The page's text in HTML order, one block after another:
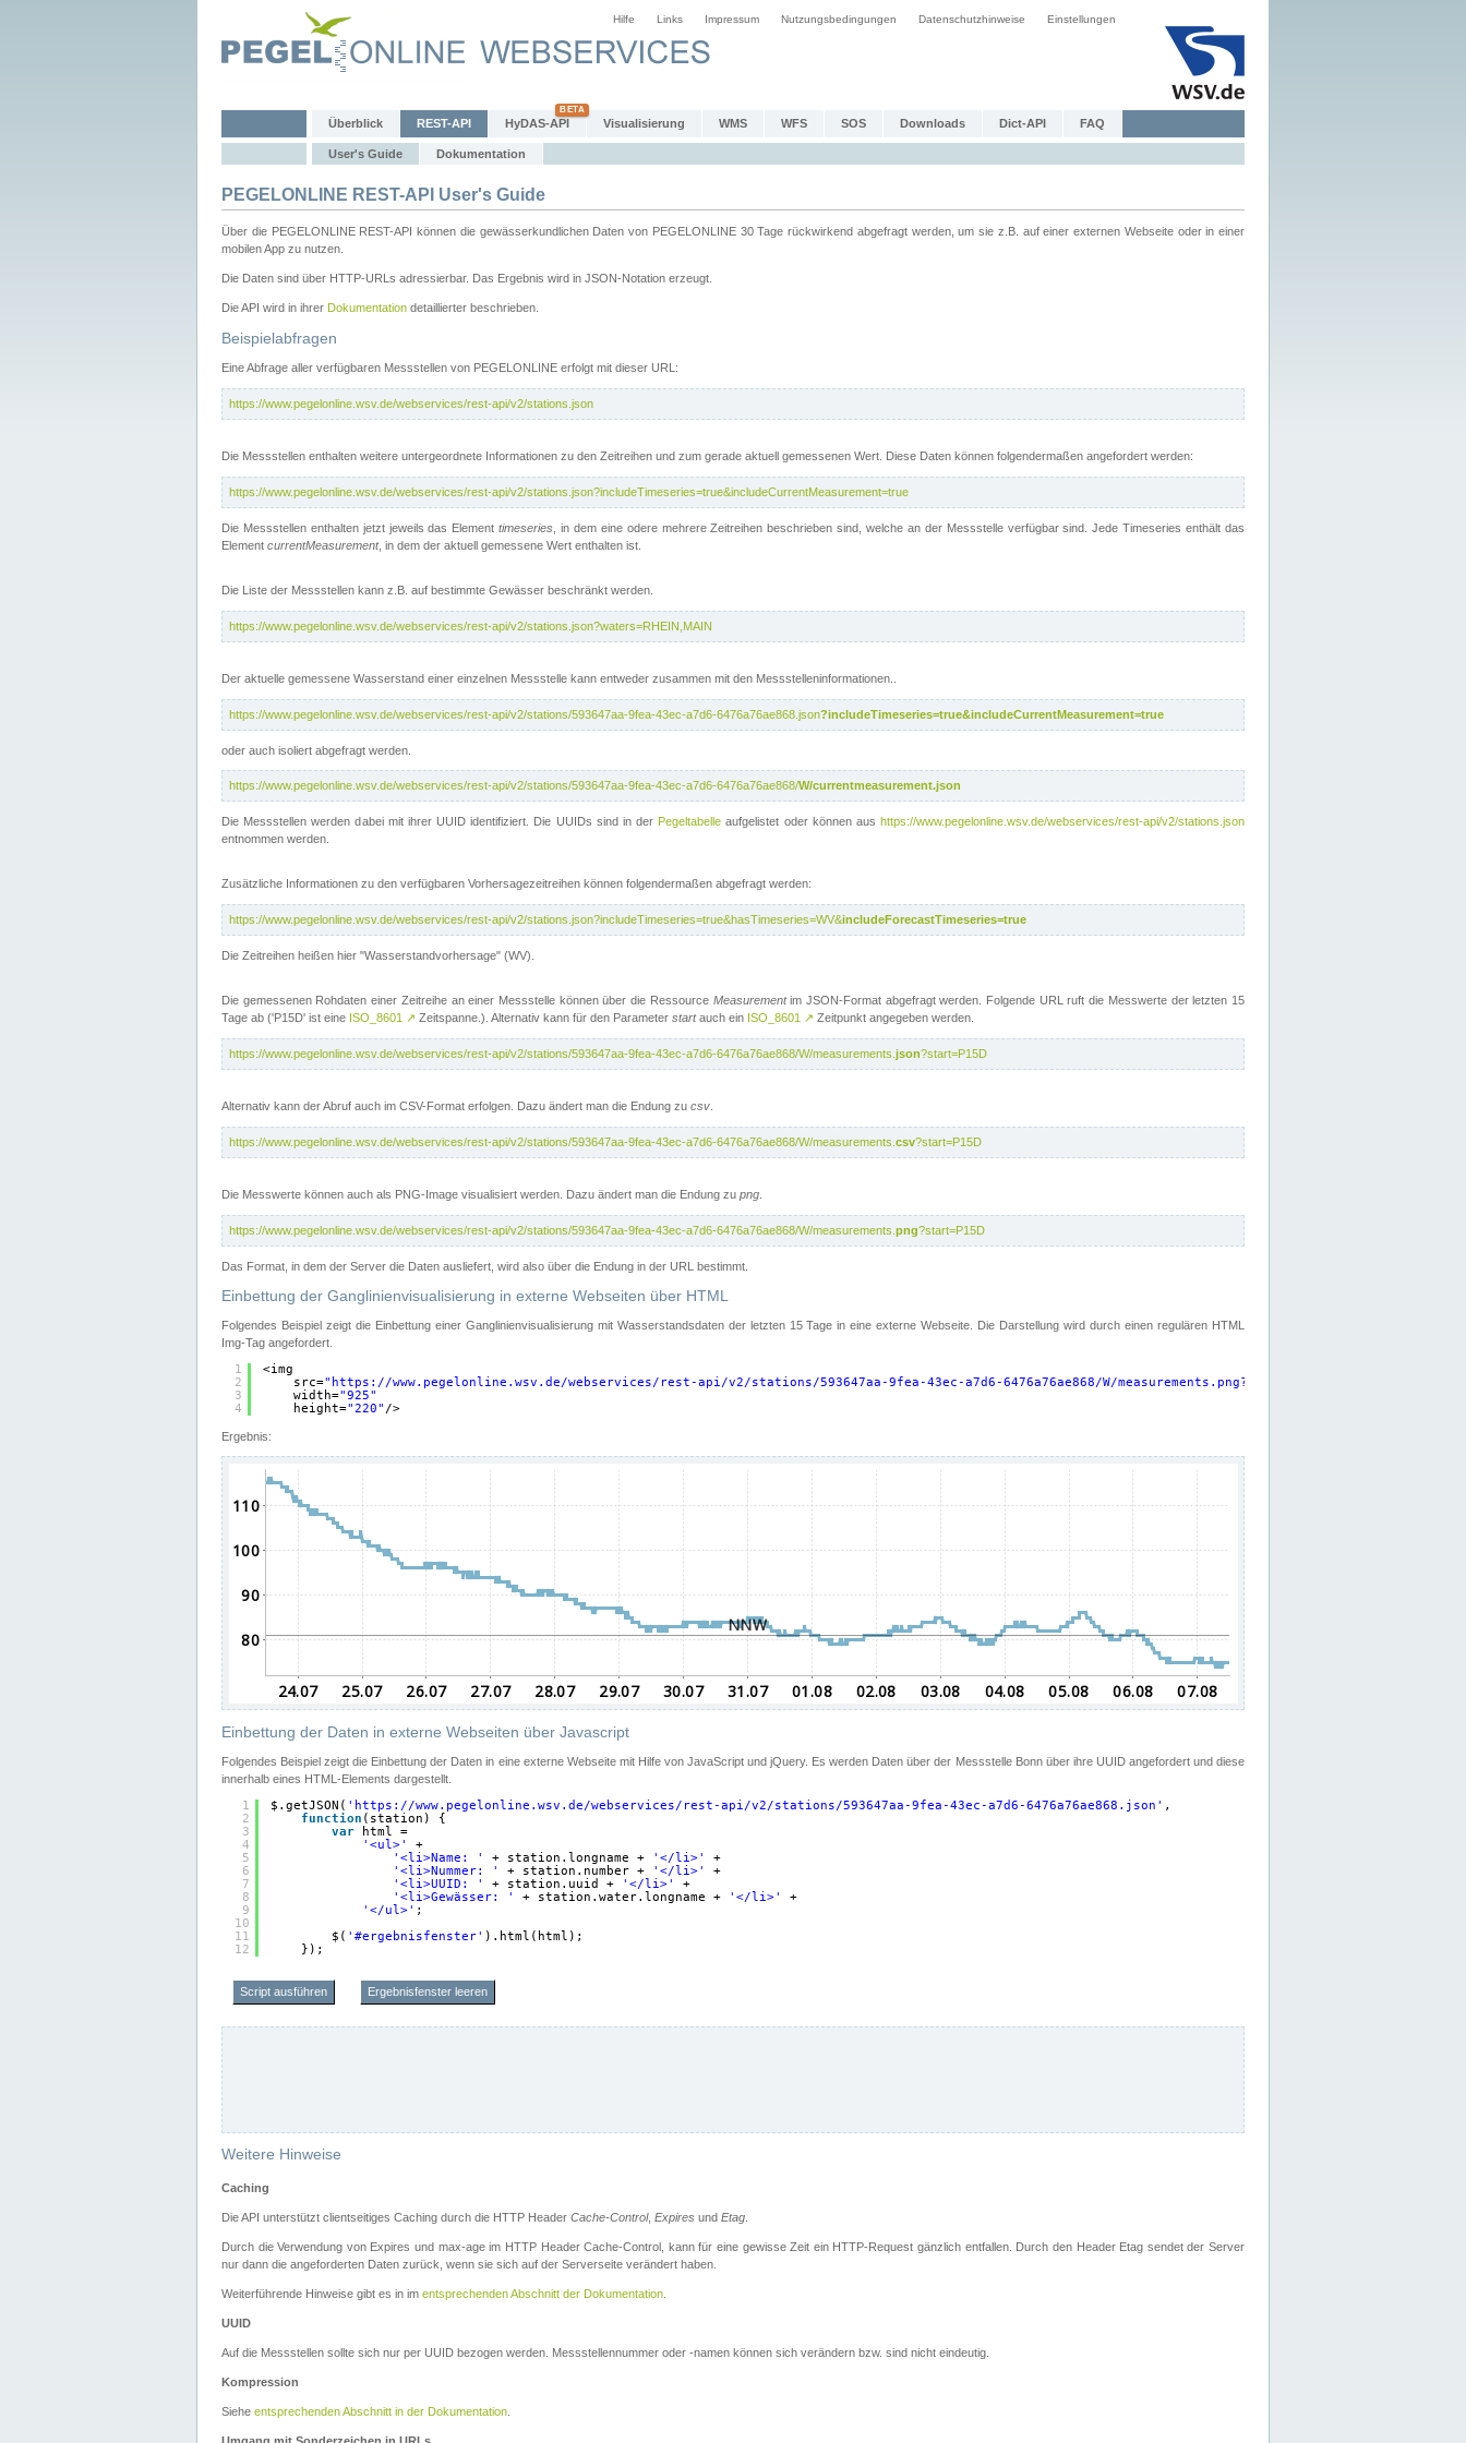
Hilfe Links Impressum Nutzungsbedingungen Datenschutzhinweise Einstellungen
Überblick REST-API HyDAS-API Visualisierung WMS WFS SOS Downloads Dict-API FAQ
User's Guide Dokumentation
PEGELONLINE REST-API User's Guide
Über die PEGELONLINE REST-API können die gewässerkundlichen Daten von PEGELONLINE 30 Tage rückwirkend abgefragt werden, um sie z.B. auf einer externen Webseite oder in einer
mobilen App zu nutzen.
Die Daten sind über HTTP-URLs adressierbar. Das Ergebnis wird in JSON-Notation erzeugt.
Die API wird in ihrer Dokumentation detaillierter beschrieben.
Beispielabfragen
Eine Abfrage aller verfügbaren Messstellen von PEGELONLINE erfolgt mit dieser URL:
https://www.pegelonline.wsv.de/webservices/rest-api/v2/stations.json
Die Messstellen enthalten weitere untergeordnete Informationen zu den Zeitreihen und zum gerade aktuell gemessenen Wert. Diese Daten können folgendermaßen angefordert werden:
https://www.pegelonline.wsv.de/webservices/rest-api/v2/stations.json?includeTimeseries=true&includeCurrentMeasurement=true
Die Messstellen enthalten jetzt jeweils das Elementtimeseries , in dem eine odere mehrere Zeitreihen beschrieben sind, welche an der Messstelle verfügbar sind. Jede Timeseries enthält das
Element currentMeasurement, in dem der aktuell gemessene Wert enthalten ist.
Die Liste der Messstellen kann z.B. auf bestimmte Gewässer beschränkt werden.
https://www.pegelonline.wsv.de/webservices/rest-api/v2/stations.json?waters=RHEIN,MAIN
Der aktuelle gemessene Wasserstand einer einzelnen Messstelle kann entweder zusammen mit den Messstelleninformationen..
https://www.pegelonline.wsv.de/webservices/rest-api/v2/stations/593647aa-9fea-43ec-a7d6-6476a76ae868.json?includeTimeseries=true&includeCurrentMeasurement=true
oder auch isoliert abgefragt werden.
https://www.pegelonline.wsv.de/webservices/rest-api/v2/stations/593647aa-9fea-43ec-a7d6-6476a76ae868/W/currentmeasurement.json
Die Messstellen werden dabei mit ihrer UUID identifiziert. Die UUIDs sind in der Pegeltabelle aufgelistet oder können aushttps://www.pegelonline.wsv.de/webservices/rest-api/v2/stations.json
entnommen werden.
Zusätzliche Informationen zu den verfügbaren Vorhersagezeitreihen können folgendermaßen abgefragt werden:
https://www.pegelonline.wsv.de/webservices/rest-api/v2/stations.json?includeTimeseries=true&hasTimeseries=WV&includeForecastTimeseries=true
Die Zeitreihen heißen hier "Wasserstandvorhersage" (WV).
Die gemessenen Rohdaten einer Zeitreihe an einer Messstelle können über die Ressource Measurementim JSON-Format abgefragt werden. Folgende URL ruft die Messwerte der letzten 15
Tage ab ('P15D' ist eine ISO_8601 ↗ Zeitspanne.). Alternativ kann für den Parameter startauch ein ISO_8601 ↗ Zeitpunkt angegeben werden.
https://www.pegelonline.wsv.de/webservices/rest-api/v2/stations/593647aa-9fea-43ec-a7d6-6476a76ae868/W/measurements. json?start=P15D
Alternativ kann der Abruf auch im CSV-Format erfolgen. Dazu ändert man die Endung zu csv
https://www.pegelonline.wsv.de/webservices/rest-api/v2/stations/593647aa-9fea-43ec-a7d6-6476a76ae868/W/measurements. csv?start=P15D
Die Messwerte können auch als PNG-Image visualisiert werden. Dazu ändert man die Endung zu png
https://www.pegelonline.wsv.de/webservices/rest-api/v2/stations/593647aa-9fea-43ec-a7d6-6476a76ae868/W/measurements. png?start=P15D
Das Format, in dem der Server die Daten ausliefert, wird also über die Endung in der URL bestimmt.
Einbettung der Ganglinienvisualisierung in externe Webseiten über HTML
Folgendes Beispiel zeigt die Einbettung einer Ganglinienvisualisierung mit Wasserstandsdaten der letzten 15 Tage in eine externe Webseite. Die Darstellung wird durch einen regulären HTML
Img-Tag angefordert.
1
2
3
4
<img
src=" https://www.pegelonline.wsv.de/webservices/rest-api/v2/stations/593647aa-9fea-43ec-a7d6-6476a76ae868/W/
width="925"
height="220" />
Ergebnis:
Einbettung der Daten in externe Webseiten über Javascript
Folgendes Beispiel zeigt die Einbettung der Daten in eine externe Webseite mit Hilfe von JavaScript und jQuery. Es werden Daten über der Messstelle Bonn über ihre UUID angefordert und diese
innerhalb eines HTML-Elements dargestellt.
1
2
3
4
5
6
7
8
9
10
11
12
$.getJSON( ' https://www.pegelonline.wsv.de/webservices/rest-api/v2/stations/593647aa-9fea-43ec-a7d6-6476a76ae868.json ' ,
function (station) {
var
html =
'<ul>'
+
'<li>Name: '
+ station.longname + '</li>'
+
'<li>Nummer: '
+ station.number + '</li>'
+
'<li>UUID: '
+ station.uuid + '</li>'
+
'<li>Gewässer: '
+ station.water.longname + '</li>'
+
'</ul>' ;
$( '#ergebnisfenster' ).html(html);
});
Script ausführen Ergebnisfenster leeren
Weitere Hinweise
Caching
Die API unterstützt clientseitiges Caching durch die HTTP Header Cache-Control, Expires und Etag.
Durch die Verwendung von Expires und max-age im HTTP Header Cache-Control, kann für eine gewisse Zeit ein HTTP-Request gänzlich entfallen. Durch den Header Etag sendet der Server
nur dann die angeforderten Daten zurück, wenn sie sich auf der Serverseite verändert haben.
Weiterführende Hinweise gibt es in im entsprechenden Abschnitt der Dokumentation.
UUID
Auf die Messstellen sollte sich nur per UUID bezogen werden. Messstellennummer oder -namen können sich verändern bzw. sind nicht eindeutig.
Kompression
Siehe entsprechenden Abschnitt in der Dokumentation.